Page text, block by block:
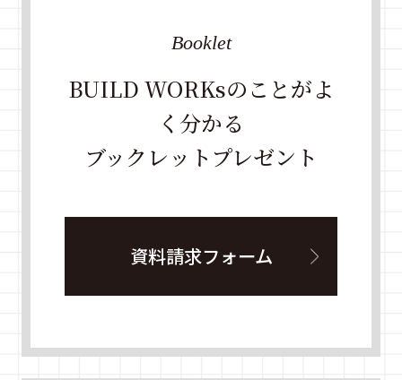
BUILD WORKsのことがよ
く分かる
ブックレットプレゼント
Booklet
資料請求フォーム